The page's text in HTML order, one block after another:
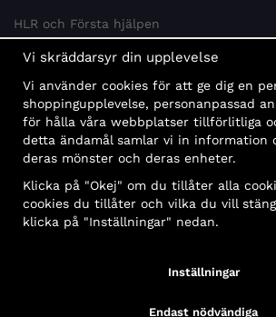
HLR och Första hjälpen
Psykisk hälsa
Brandskydd
MÅLGRUPPER
Offentlig sektor och företag
Privatpersoner
Delbetalning
Vi skräddarsyr din upplevelse
Vi använder cookies för att ge dig en
shoppingupplevelse, personanpassad
för hålla våra webbplatser tillförlitliga
detta ändamål samlar vi in information
deras mönster och deras enheter.
Klicka på "Okej" om du tillåter alla
cookies du tillåter och vilka du vill
klicka på "Inställningar" nedan.
Inställningar
Endast nödvändiga